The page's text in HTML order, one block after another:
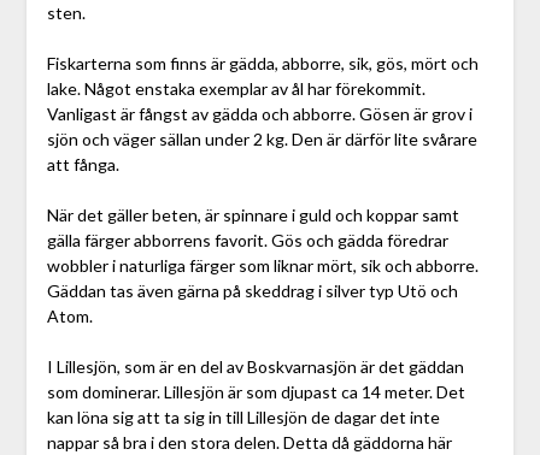
sten.
Fiskarterna som finns är gädda, abborre, sik, gös, mört och
lake. Något enstaka exemplar av ål har förekommit.
Vanligast är fångst av gädda och abborre. Gösen är grov i
sjön och väger sällan under 2 kg. Den är därför lite svårare
att fånga.
När det gäller beten, är spinnare i guld och koppar samt
gälla färger abborrens favorit. Gös och gädda föredrar
wobbler i naturliga färger som liknar mört, sik och abborre.
Gäddan tas även gärna på skeddrag i silver typ Utö och
Atom.
I Lillesjön, som är en del av Boskvarnasjön är det gäddan
som dominerar. Lillesjön är som djupast ca 14 meter. Det
kan löna sig att ta sig in till Lillesjön de dagar det inte
nappar så bra i den stora delen. Detta då gäddorna här